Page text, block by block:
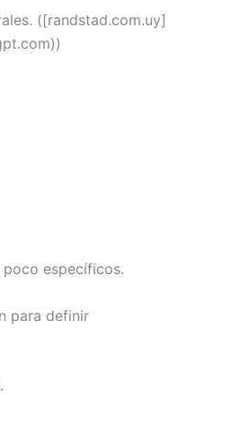
([randstad.com.uy]
específicos.
para definir